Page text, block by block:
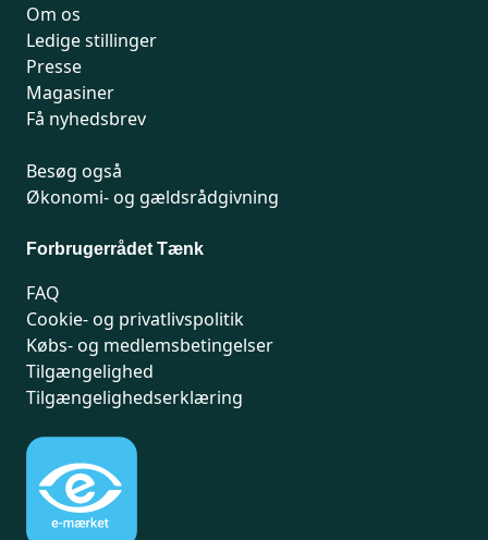
Om os
Ledige stillinger
Presse
Magasiner
Få nyhedsbrev
Besøg også
Økonomi- og gældsrådgivning
Forbrugerrådet Tænk
FAQ
Cookie- og privatlivspolitik
Købs- og medlemsbetingelser
Tilgængelighed
Tilgængelighedserklæring